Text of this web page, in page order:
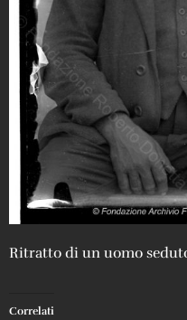
Ritratto di un uomo
Correlati